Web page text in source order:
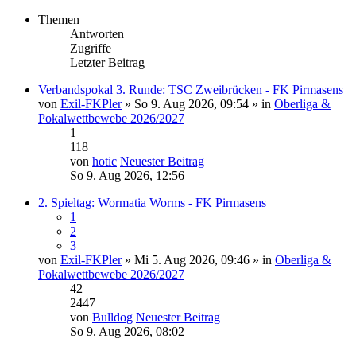
Themen
Antworten
Zugriffe
Letzter Beitrag
Verbandspokal 3. Runde: TSC Zweibrücken - FK Pirmasens
von Exil-FKPler» So 9. Aug 2026, 09:54 » in Oberliga &
Pokalwettbewebe 2026/2027
1
118
von hotic Neuester Beitrag
So 9. Aug 2026, 12:56
2. Spieltag: Wormatia Worms - FK Pirmasens
1
2
3
von Exil-FKPler» Mi 5. Aug 2026, 09:46 » in Oberliga &
Pokalwettbewebe 2026/2027
42
2447
von Bulldog Neuester Beitrag
So 9. Aug 2026, 08:02